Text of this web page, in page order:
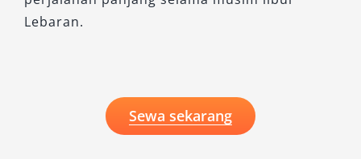
Lebaran.
Sewa sekarang